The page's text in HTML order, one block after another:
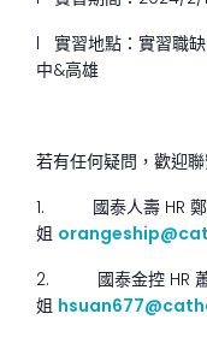
l 實習地點：實習職
中&高雄
若有任何疑問，歡迎
1. 國泰人壽 HR
姐
2. 國泰金控 HR
姐